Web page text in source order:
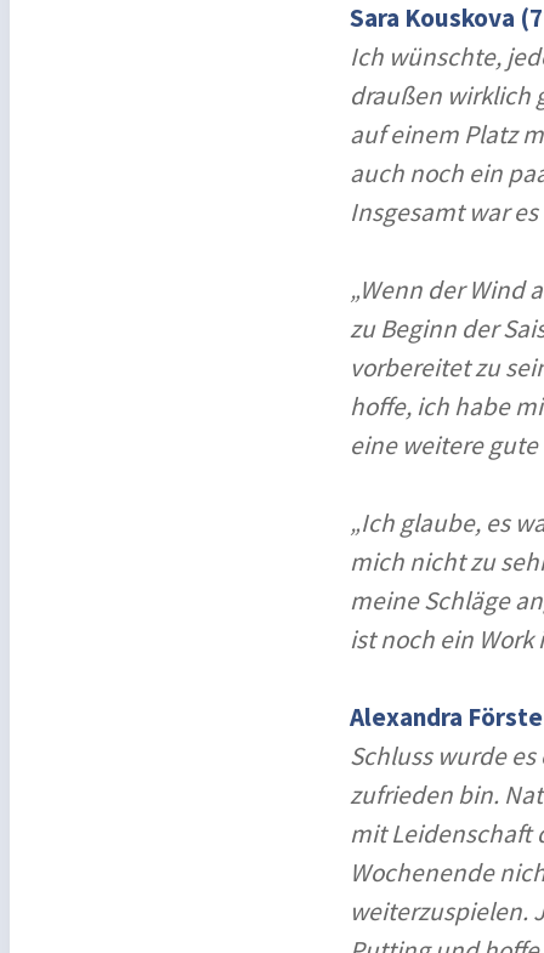
Sara Kouskova
Ich wünschte,
draußen wirklich
auf einem Platz
auch noch ein
Insgesamt war
„Wenn der Wind
zu Beginn der
vorbereitet zu
hoffe, ich habe
eine weitere
„Ich glaube, es
mich nicht zu
meine Schläge
ist noch ein Work
Alexandra
Schluss wurde
zufrieden bin.
mit Leidenschaft
Wochenende
weiterzuspielen.